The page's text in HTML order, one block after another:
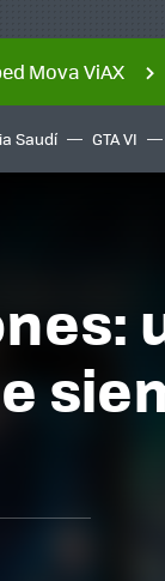
Mova ViAX
Saudí GTA VI